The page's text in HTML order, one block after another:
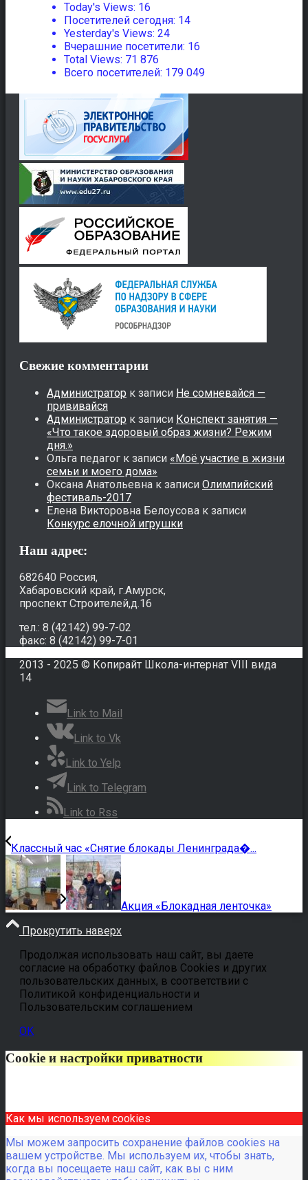
Today's Views: 16
Посетителей сегодня: 14
Yesterday's Views: 24
Вчерашние посетители: 16
Total Views: 71 876
Всего посетителей: 179 049
Свежие комментарии
Администратор к записи Не сомневайся —
прививайся
Администратор к записи Конспект занятия —
«Что такое здоровый образ жизни? Режим
дня.»
Ольга педагог к записи «Моё участие в жизни
семьи и моего дома»
Оксана Анатольевна к записи Олимпийский
фестиваль-2017
Елена Викторовна Белоусова к записи
Конкурс елочной игрушки
Наш адрес:
682640 Россия,
Хабаровский край, г.Амурск,
проспект Строителей,д.16
тел.: 8 (42142) 99-7-02
факс: 8 (42142) 99-7-01
2013 - 2025 © Копирайт Школа-интернат VIII вида
14
Link to Mail
Link to Vk
Link to Yelp
Link to Telegram
Link to Rss
Классный час «Снятие блокады Ленинграда�...
Акция «Блокадная ленточка»
Прокрутить наверх
Продолжая использовать наш сайт, вы даете
согласие на обработку файлов Cookies и других
пользовательских данных, в соответствии с
Политикой конфиденциальности и
Пользовательским соглашением
OK
Cookie и настройки приватности
Как мы используем cookies
Мы можем запросить сохранение файлов cookies на
вашем устройстве. Мы используем их, чтобы знать,
когда вы посещаете наш сайт, как вы с ним